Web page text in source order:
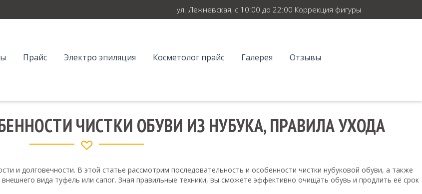
ул. Лежневская, с 10:00 до 22:00 Коррекция фигуры
Прайс Электро эпиляция Косметолог прайс Галерея
Отзывы
ЧИСТКИ ОБУВИ ИЗ НУБУКА, ПРАВИЛА УХОДА
и долговечности. В этой статье рассмотрим последовательность и особенности чистки нубуковой обуви, а также
вида туфель или сапог. Зная правильные техники, вы сможете эффективно очищать обувь и продлить её срок